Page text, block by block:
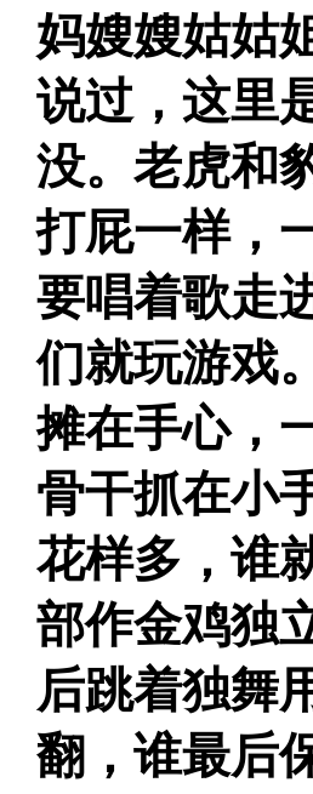
妈嫂嫂姑姑
说过，这里
没。老虎和
打屁一样，
要唱着歌走
们就玩游戏
摊在手心，
骨干抓在小
花样多，谁
部作金鸡独
后跳着独舞
翻，谁最后